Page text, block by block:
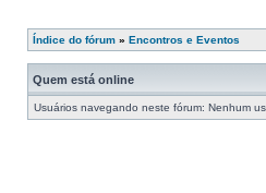
Índice do fórum » Encontros e Eventos
Quem está online
Usuários navegando neste fórum: Nenhum